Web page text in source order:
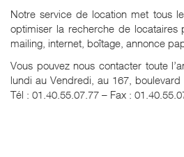
Notre service de location met tous
optimiser la recherche de locataires
mailing, internet, boîtage, annonce
Vous pouvez nous contacter toute
lundi au Vendredi, au 167,
Tél : 01.40.55.07.77 – Fax :